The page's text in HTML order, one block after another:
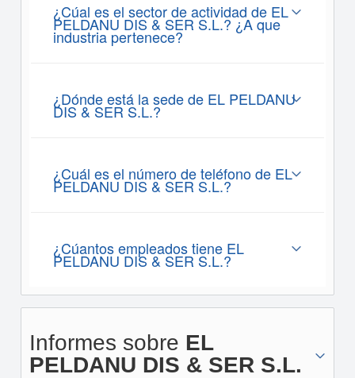
¿Cúal es el sector de actividad de EL
PELDANU DIS & SER S.L.? ¿A que
industria pertenece?
¿Dónde está la sede de EL PELDANU
DIS & SER S.L.?
¿Cuál es el número de teléfono de EL
PELDANU DIS & SER S.L.?
¿Cúantos empleados tiene EL
PELDANU DIS & SER S.L.?
Informes sobre EL
PELDANU DIS & SER S.L.